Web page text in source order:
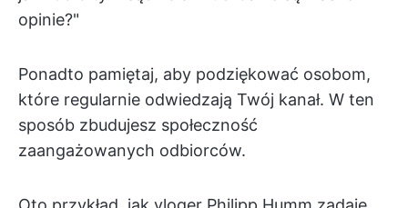
opinie?"
Ponadto pamiętaj, aby podziękować osobom,
które regularnie odwiedzają Twój kanał. W ten
sposób zbudujesz społeczność
zaangażowanych odbiorców.